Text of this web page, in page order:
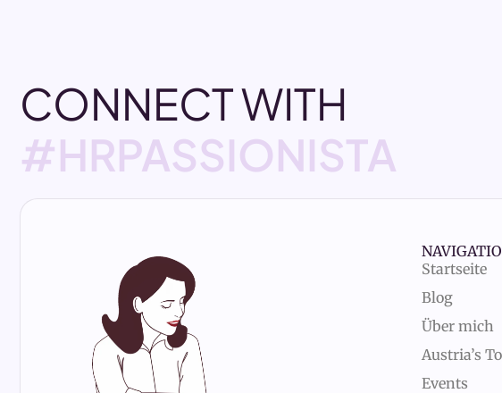
CONNECT WITH
#HRPASSIONISTA
Startseite
Blog
Über mich
Austria’s
Events